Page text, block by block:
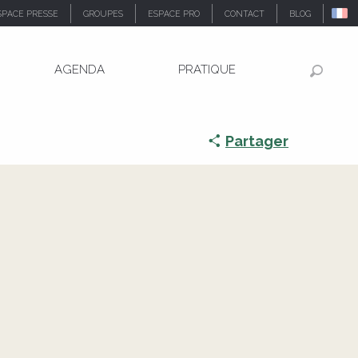
PRESSE GROUPES ESPACE PRO CONTACT BLOG
AGENDA PRATIQUE
Partager